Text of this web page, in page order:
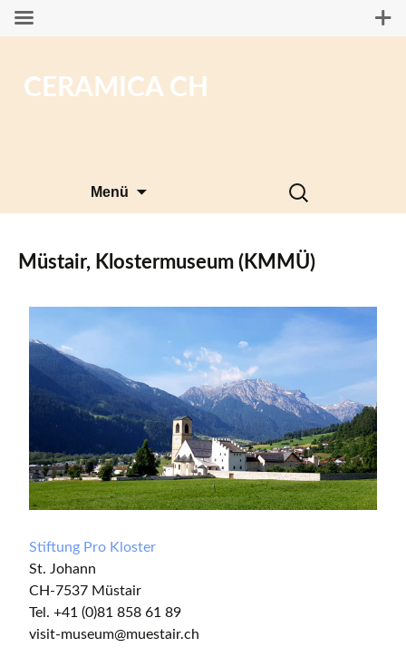
CERAMICA CH
Menü
Suchen
nach:
Müstair, Klostermuseum (KMMÜ)
Stiftung Pro Kloster
St. Johann
CH-7537 Müstair
Tel. +41 (0)81 858 61 89
visit-museum@muestair.ch